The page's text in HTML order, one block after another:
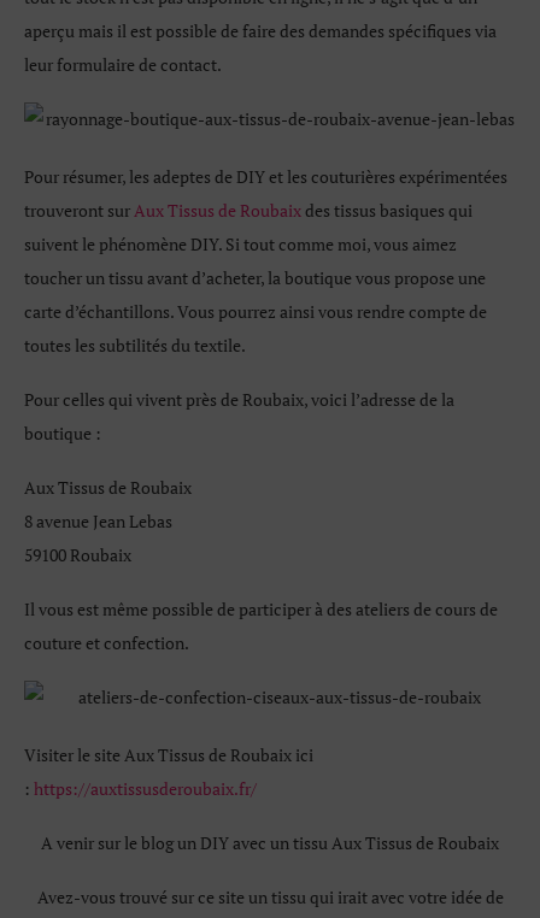
aperçu mais il est possible de faire des demandes spécifiques via
leur formulaire de contact.
Pour résumer, les adeptes de DIY et les couturières expérimentées
trouveront surAux Tissus de Roubaixdes tissus basiques qui
suivent le phénomène DIY. Si tout comme moi, vous aimez
toucher un tissu avant d’acheter, la boutique vous propose une
carte d’échantillons. Vous pourrez ainsi vous rendre compte de
toutes les subtilités du textile.
Pour celles qui vivent près de Roubaix, voici l’adresse de la
boutique :
Aux Tissus de Roubaix
8 avenue Jean Lebas
59100 Roubaix
Il vous est même possible de participer à des ateliers de cours de
couture et confection.
Visiter le site Aux Tissus de Roubaix ici
: https://auxtissusderoubaix.fr/
A venir sur le blog un DIY avec un tissu Aux Tissus de Roubaix
Avez-vous trouvé sur ce site un tissu qui irait avec votre idée de